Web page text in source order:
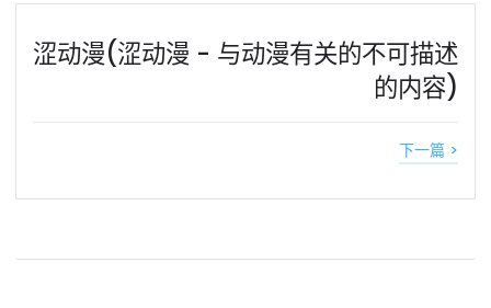
涩动漫(涩动漫 - 与动漫有关的不可描述
的内容)
下一篇 >